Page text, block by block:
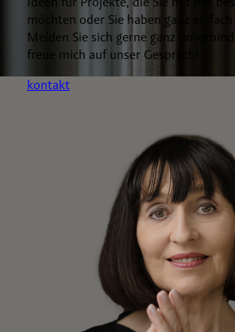
möchten oder Sie haben ganz einfach
Melden Sie sich gerne ganz
freue mich auf unser Gespräch!
kontakt